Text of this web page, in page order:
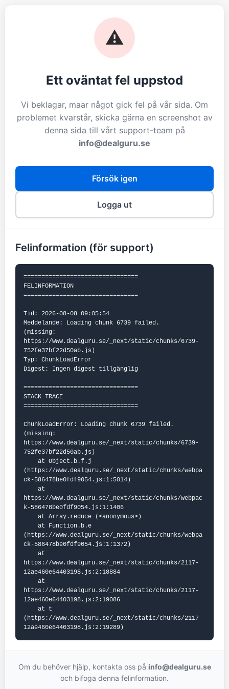
⚠️
Ett oväntat fel uppstod
Vi beklagar, maar något gick fel på vår sida. Om
problemet kvarstår, skicka gärna en screenshot av
denna sida till vårt support-team på
info@dealguru.se
Försök igen
Logga ut
Felinformation (för support)
================================
FELINFORMATION
================================
Tid: 2026-08-08 09:05:54
Meddelande: Loading chunk 6739 failed.
(missing:
https://www.dealguru.se/_next/static/chunks/6739-
752fe37bf22d50ab.js)
Typ: ChunkLoadError
Digest: Ingen digest tillgänglig
================================
STACK TRACE
================================
ChunkLoadError: Loading chunk 6739 failed.
(missing:
https://www.dealguru.se/_next/static/chunks/6739-
752fe37bf22d50ab.js)
(https://www.dealguru.se/_next/static/chunks/webpa
ck-586478be0fdf9054.js:1:5014)
https://www.dealguru.se/_next/static/chunks/webpac
k-586478be0fdf9054.js:1:1406
(https://www.dealguru.se/_next/static/chunks/webpa
ck-586478be0fdf9054.js:1:1372)
https://www.dealguru.se/_next/static/chunks/2117-
12ae460e64403198.js:2:18884
https://www.dealguru.se/_next/static/chunks/2117-
12ae460e64403198.js:2:19086
(https://www.dealguru.se/_next/static/chunks/2117-
12ae460e64403198.js:2:19289)
Om du behöver hjälp, kontakta oss på info@dealguru.se
och bifoga denna felinformation.